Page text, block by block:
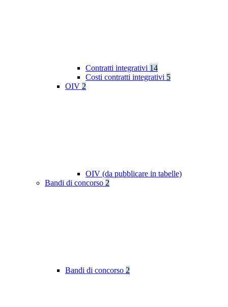
Contratti integrativi 14
Costi contratti integrativi 5
OIV 2
OIV (da pubblicare in tabelle)
Bandi di concorso 2
Bandi di concorso 2